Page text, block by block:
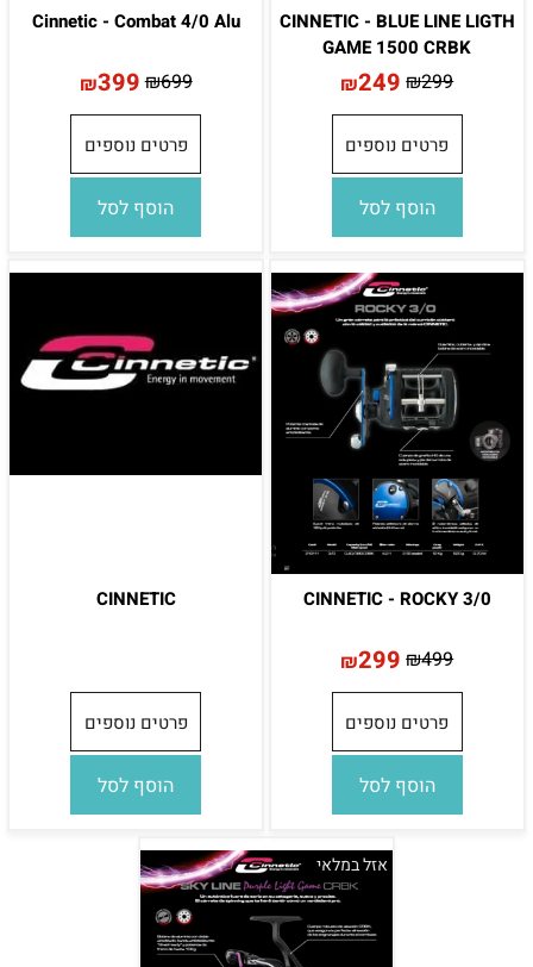
CINNETIC - BLUE LINE LIGTH
GAME 1500 CRBK
₪299
₪249
פרטים נוספים
הוסף לסל
Cinnetic - Combat 4/0 Alu
₪699
₪399
פרטים נוספים
הוסף לסל
CINNETIC - ROCKY 3/0
₪499
₪299
פרטים נוספים
הוסף לסל
CINNETIC
פרטים נוספים
הוסף לסל
אזל במלאי